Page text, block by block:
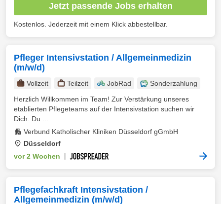
Jetzt passende Jobs erhalten
Kostenlos. Jederzeit mit einem Klick abbestellbar.
Pfleger Intensivstation / Allgemeinmedizin
(m/w/d)
Vollzeit Teilzeit JobRad
Sonderzahlung
Herzlich Willkommen im Team! Zur Verstärkung unseres
etablierten Pflegeteams auf der Intensivstation suchen wir
Dich: Du ...
Verbund Katholischer Kliniken Düsseldorf gGmbH
Düsseldorf
vor 2 Wochen
Pflegefachkraft Intensivstation /
Allgemeinmedizin (m/w/d)